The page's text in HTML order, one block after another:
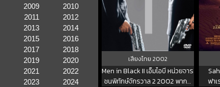
2009
2010
2011
2012
2013
2014
2015
2016
2017
2018
2019
2020
2021
2022
2023
2024
เสียงไทย 2002
Men in Black II เอ็มไอบี หน่วยจาร
ชนพิทักษ์จักรวาล 2 2002 พากย์
ฟา